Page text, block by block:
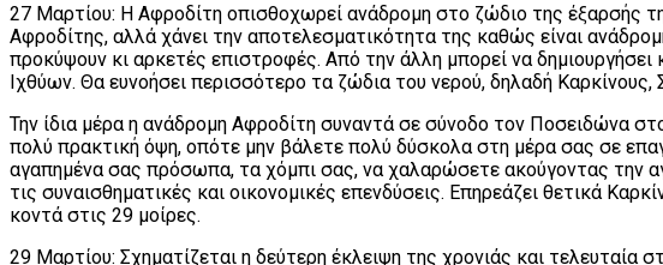
27 Μαρτίου: Η Αφροδίτη οπισθοχωρεί ανάδρομη στο ζώδιο της έξαρσής
Αφροδίτης, αλλά χάνει την αποτελεσματικότητα της καθώς είναι
προκύψουν κι αρκετές επιστροφές. Από την άλλη μπορεί να
Ιχθύων. Θα ευνοήσει περισσότερο τα ζώδια του νερού, δηλαδή
Την ίδια μέρα η ανάδρομη Αφροδίτη συναντά σε σύνοδο τον Ποσειδώνα
πολύ πρακτική όψη, οπότε μην βάλετε πολύ δύσκολα στη μέρα σας σε
αγαπημένα σας πρόσωπα, τα χόμπι σας, να χαλαρώσετε ακούγοντας την
τις συναισθηματικές και οικονομικές επενδύσεις. Επηρεάζει θετικά
κοντά στις 29 μοίρες.
29 Μαρτίου: Σχηματίζεται η δεύτερη έκλειψη της χρονιάς και τελευταία